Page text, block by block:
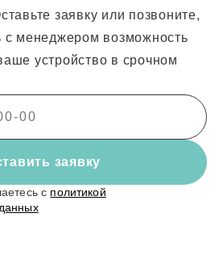
заявку или позвоните,
с менеджером возможность
устройство в срочном
заявку
с политикой